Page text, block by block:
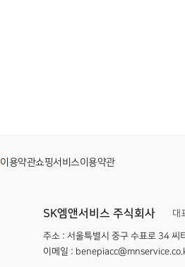
이용약관쇼핑서비스이용약관
SK엠앤서비스 주식회사 대
주소 : 서울특별시 중구 수표로 34 씨
이메일 :